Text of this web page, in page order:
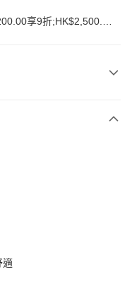
享9折;HK$2,500.00
適